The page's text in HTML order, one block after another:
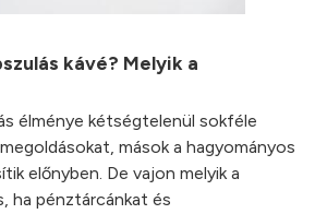
kávé? Melyik a
élménye kétségtelenül sokféle
mások a hagyományos
előnyben. De vajon melyik a
ha pénztárcánkat és